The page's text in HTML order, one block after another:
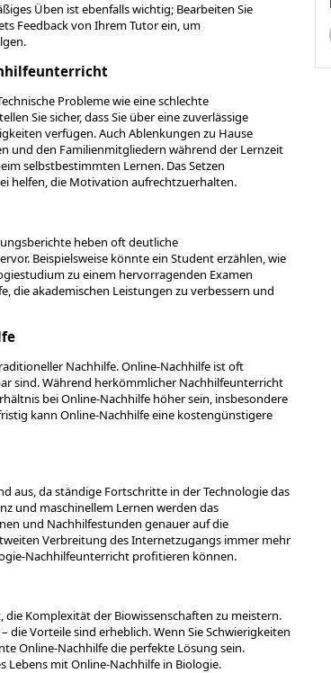
Üben ist ebenfalls wichtig; Bearbeiten Sie
Feedback von Ihrem Tutor ein, um
Probleme wie eine schlechte
Sie sicher, dass Sie über eine zuverlässige
verfügen. Auch Ablenkungen zu Hause
und den Familienmitgliedern während der Lernzeit
selbstbestimmten Lernen. Das Setzen
helfen, die Motivation aufrechtzuerhalten.
heben oft deutliche
Beispielsweise könnte ein Student erzählen, wie
zu einem hervorragenden Examen
die akademischen Leistungen zu verbessern und
Nachhilfe. Online-Nachhilfe ist oft
sind. Während herkömmlicher Nachhilfeunterricht
bei Online-Nachhilfe höher sein, insbesondere
kann Online-Nachhilfe eine kostengünstigere
aus, da ständige Fortschritte in der Technologie das
und maschinellem Lernen werden das
und Nachhilfestunden genauer auf die
Verbreitung des Internetzugangs immer mehr
Nachhilfeunterricht profitieren können.
Komplexität der Biowissenschaften zu meistern.
Vorteile sind erheblich. Wenn Sie Schwierigkeiten
Online-Nachhilfe die perfekte Lösung sein.
Lebens mit Online-Nachhilfe in Biologie.